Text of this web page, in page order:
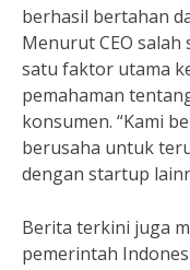
berhasil bertahan
Menurut CEO
satu faktor utama
pemahaman
konsumen. “Kami
berusaha untuk
dengan startup
Berita terkini juga
pemerintah